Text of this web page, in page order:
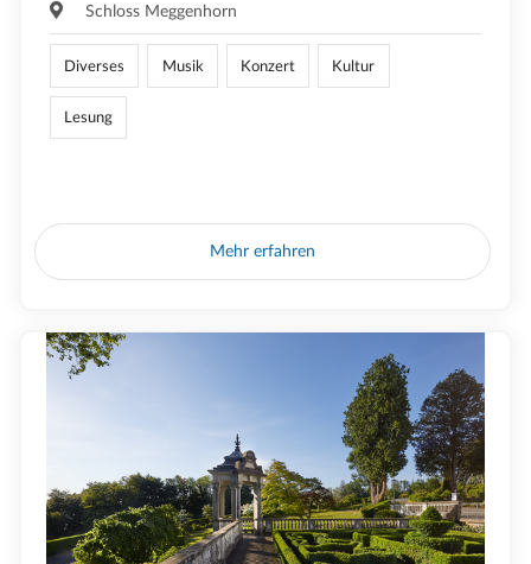
Schloss Meggenhorn
Diverses Musik Konzert Kultur
Lesung
Mehr erfahren